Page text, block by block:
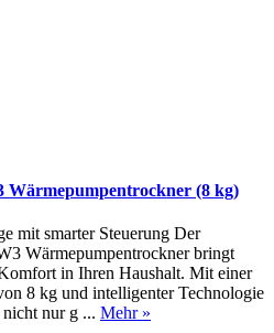
Wärmepumpentrockner (8 kg)
mit smarter Steuerung Der
Wärmepumpentrockner bringt
in Ihren Haushalt. Mit einer
8 kg und intelligenter Technologie
nur g ... Mehr »